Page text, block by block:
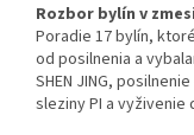
Rozbor bylín v
Poradie 17 bylín,
od posilnenia a
SHEN JING,
sleziny PI a vyživenie